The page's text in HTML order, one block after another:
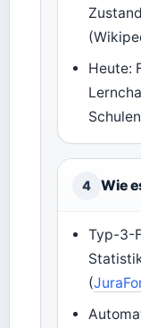
Heute:
4 Wie
Typ-3-
(